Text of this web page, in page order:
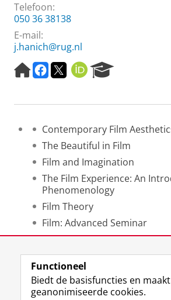
Telefoon:
050 36 38138
E-mail:
j.hanich@rug.nl
H
o
e
a
e
F
a
e
o
k
T
w
t
e
O
R
I
e
r
h
P
r
l
Contemporary Film
The Beautiful in Film
Film and Imagination
The Film Experience: An
Phenomenology
Film Theory
Film: Advanced Seminar
Film History
Laatst gewijzigd: 09 februari 2023
Functioneel
Biedt de basisfuncties en
geanonimiseerde cookies.